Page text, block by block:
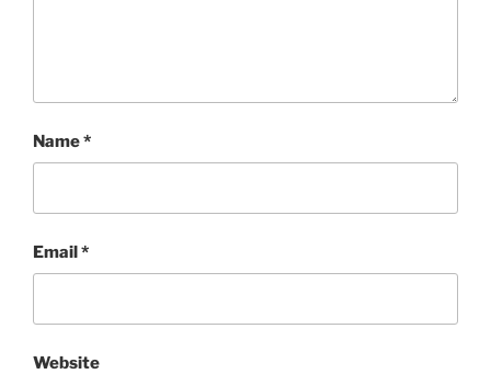
Name*
Email*
Website